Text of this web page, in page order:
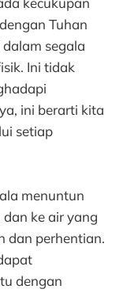
Tuhan
segala
Ini tidak
ini berarti kita
setiap
menuntun
ke air yang
dan perhentian.
dengan